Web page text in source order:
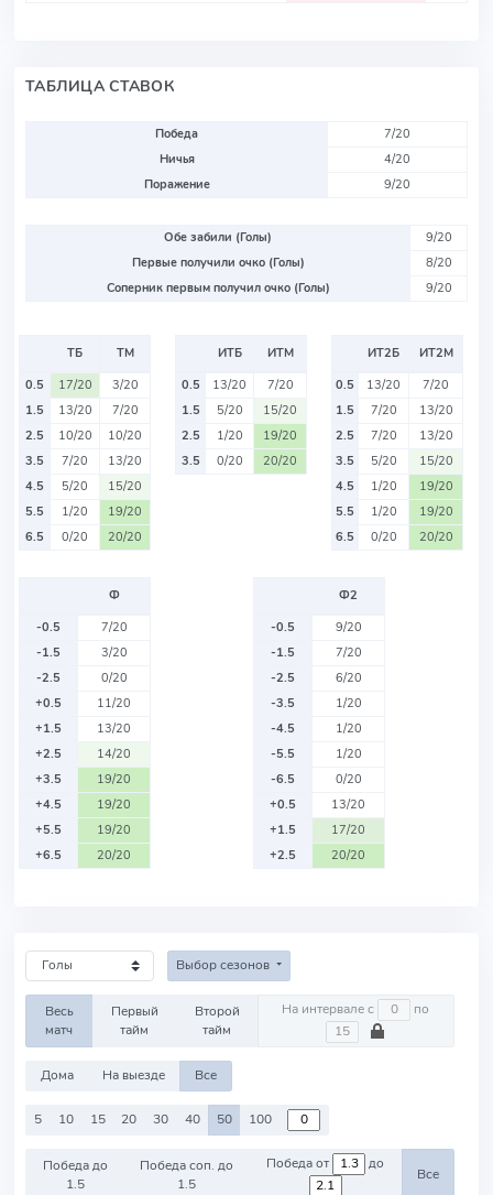
ТАБЛИЦА СТАВОК
Победа
7/20
Ничья
4/20
Поражение
9/20
Обе забили (Голы)
9/20
Первые получили очко (Голы)
8/20
Соперник первым получил очко (Голы)
9/20
ТБ
ТМ
0.5
17/20
3/20
1.5
13/20
7/20
2.5
10/20
10/20
3.5
7/20
13/20
4.5
5/20
15/20
5.5
1/20
19/20
6.5
0/20 20/20
ИТБ
ИТМ
0.5
13/20
7/20
1.5
5/20
15/20
2.5
1/20
19/20
3.5
0/20 20/20
ИТ2Б
ИТ2М
0.5
13/20
7/20
1.5
7/20
13/20
2.5
7/20
13/20
3.5
5/20
15/20
4.5
1/20
19/20
5.5
1/20
19/20
6.5
0/20 20/20
Ф
-0.5
7/20
-1.5
3/20
-2.5
0/20
+0.5
11/20
+1.5
13/20
+2.5
14/20
+3.5
19/20
+4.5
19/20
+5.5
19/20
+6.5
20/20
Ф2
-0.5
9/20
-1.5
7/20
-2.5
6/20
-3.5
1/20
-4.5
1/20
-5.5
1/20
-6.5
0/20
+0.5
13/20
+1.5
17/20
+2.5
20/20
Выбор сезонов
Весь
матч
Первый
тайм
Второй
тайм
На интервале с по
Дома На выезде Все
5 10 15 20 30 40 50 100
Победа до
1.5
Победа соп. до
1.5
Победа от до
Все